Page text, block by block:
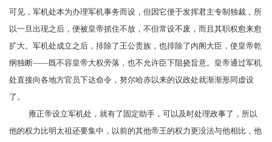
可见，军机处本为办理军机事务而设，但因它便于发挥君主专制独裁，所
以一旦出现之后，便被皇帝抓住不放，不但常设不废，而且其职权愈来愈
扩大。军机处成立之后，排除了王公贵族，也排除了内阁大臣，使皇帝乾
纲独断——既不容皇帝大权旁落，也不允许臣下阻挠旨意。皇帝通过军机
处直接向各地方官员下达命令，努尔哈赤以来的议政处就渐渐形同虚设
了。
雍正帝设立军机处，就有了固定助手，可以及时处理政事了，所以
他的权力比明太祖还要集中，以前的其他帝王的权力更没法与他相比，他